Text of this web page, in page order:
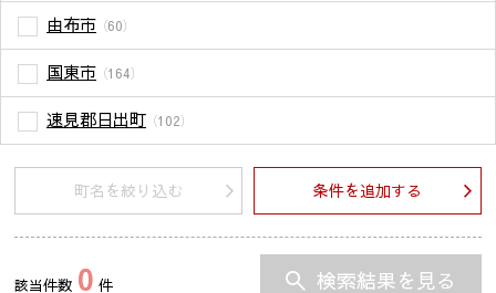
由布市 （60）
国東市 （164）
速見郡日出町 （102）
町名を絞り込む 条件を追加する
該当件数 0 件 検索結果を見る